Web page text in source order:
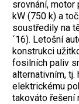
srovnání, motor
kW (750 k) a
soustředily na
´16). Letošní
konstrukci
fosilních paliv
alternativním,
elektrickému
takováto řešení